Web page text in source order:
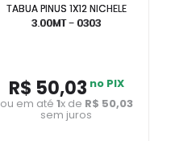
TABUA PINUS 1X12 NICHELE
3.00MT - 0303
R$ 50,03 no PIX
ou em até 1x de R$ 50,03
sem juros